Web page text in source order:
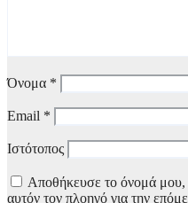
Όνομα *
Email *
Ιστότοπος
Αποθήκευσε το όνομά μου,
αυτόν τον πλοηγό για την